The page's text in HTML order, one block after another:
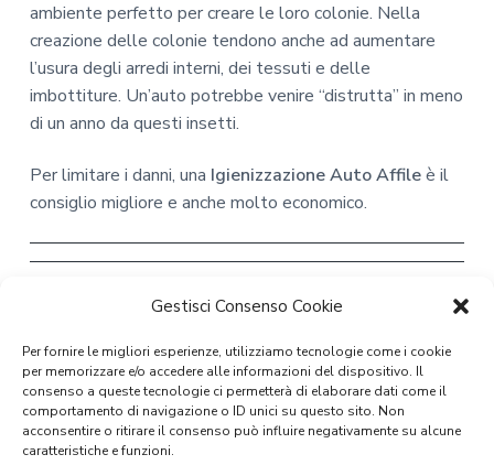
Gestisci Consenso Cookie
Per fornire le migliori esperienze, utilizziamo tecnologie come i cookie
per memorizzare e/o accedere alle informazioni del dispositivo. Il
consenso a queste tecnologie ci permetterà di elaborare dati come il
comportamento di navigazione o ID unici su questo sito. Non
acconsentire o ritirare il consenso può influire negativamente su alcune
caratteristiche e funzioni.
ambiente perfetto per creare le loro colonie. Nella
creazione delle colonie tendono anche ad aumentare
l’usura degli arredi interni, dei tessuti e delle
imbottiture. Un’auto potrebbe venire “distrutta” in meno
di un anno da questi insetti.
Per limitare i danni, una Igienizzazione Auto Affileè il
consiglio migliore e anche molto economico.